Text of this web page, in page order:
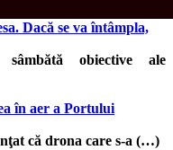
Dacă se va întâmpla,
obiective ale
în aer a Portului
că drona care s-a (…)